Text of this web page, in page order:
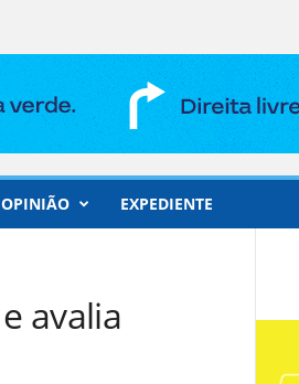
OPINIÃO EXPEDIENTE
avalia